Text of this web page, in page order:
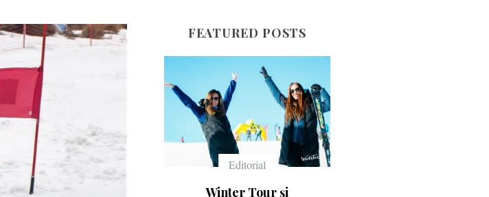
FEATURED POSTS
Editorial
Winter Tour și
Echipament
Ce înseamnă numerele